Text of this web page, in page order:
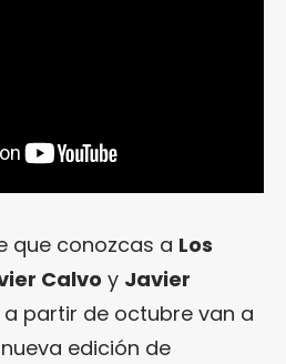
que conozcas a Los
Calvo y Javier
partir de octubre van a
edición de